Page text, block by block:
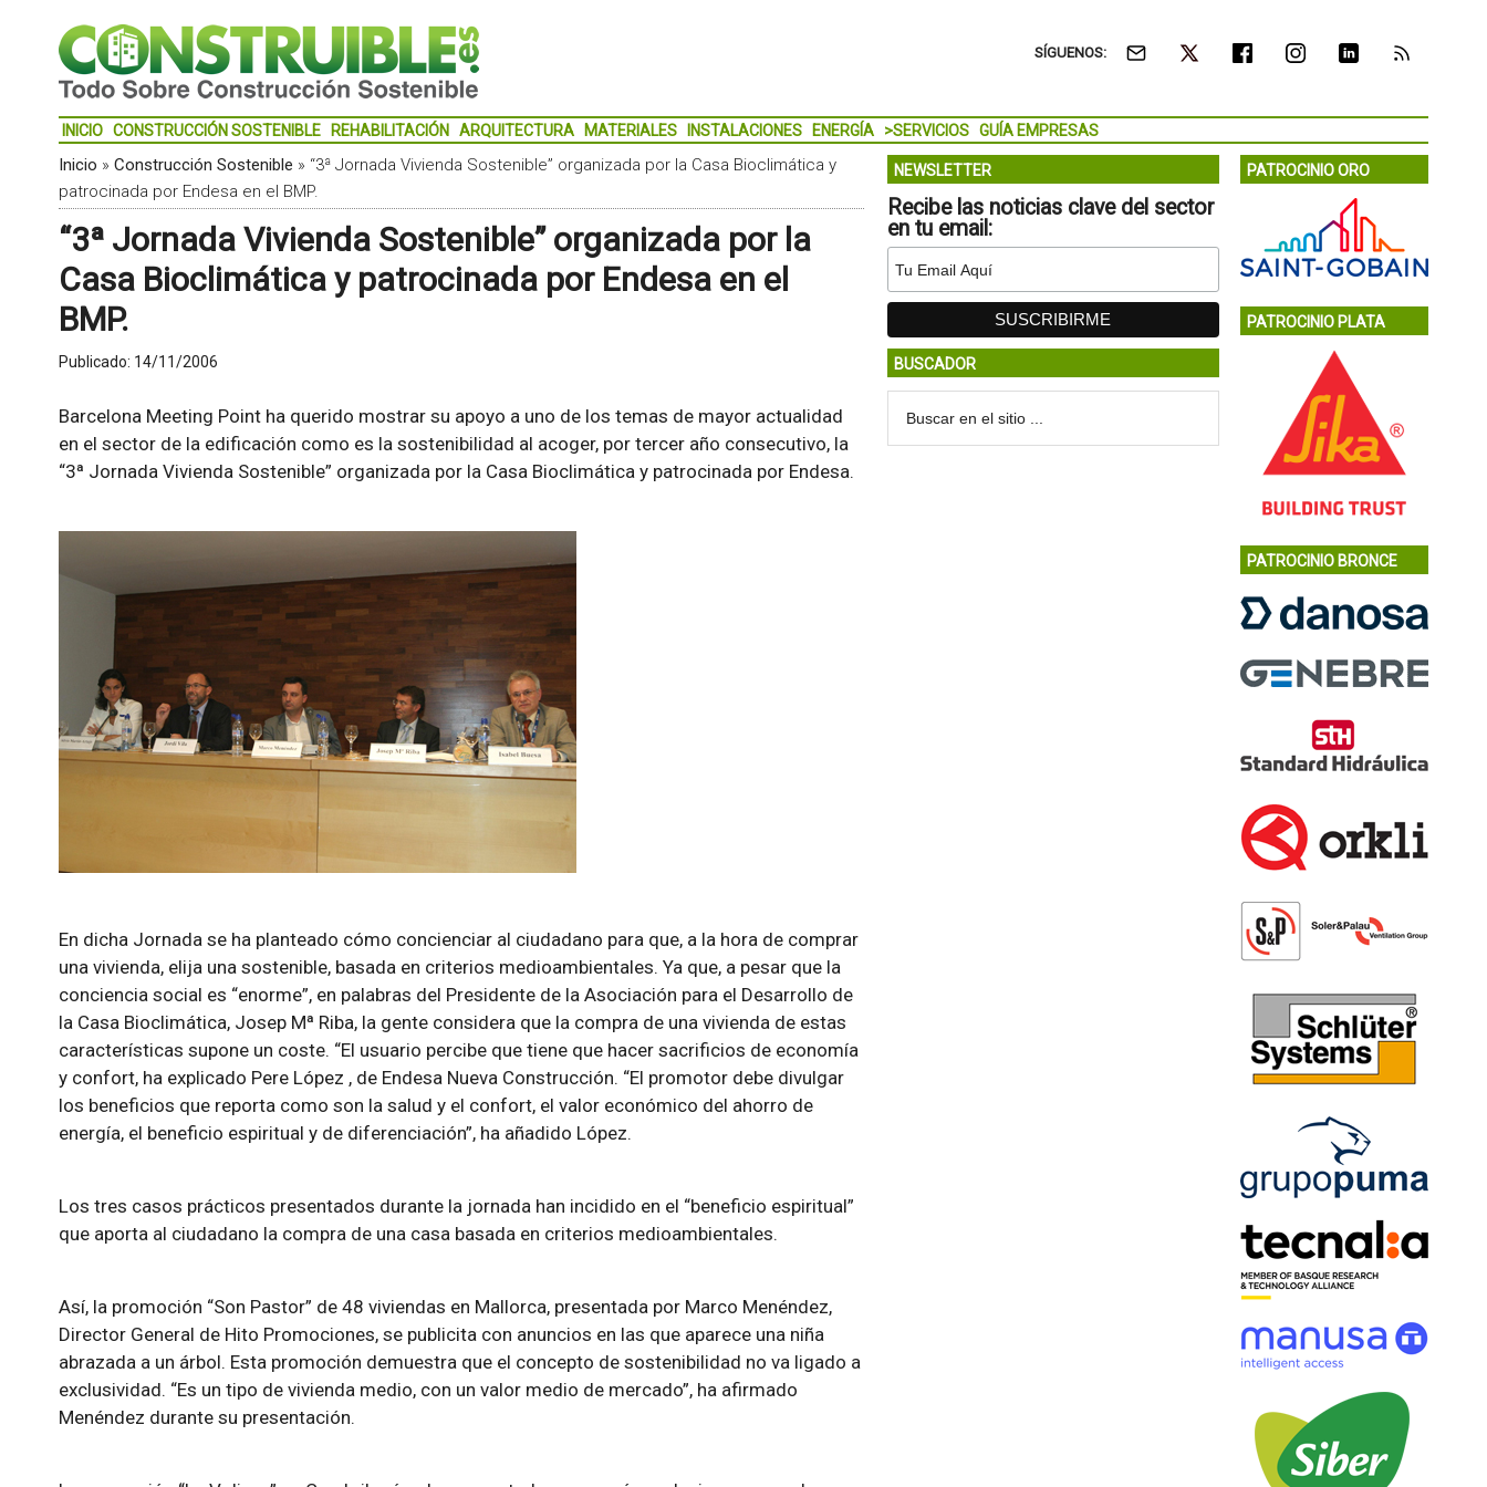
SÍGUENOS:
INICIO CONSTRUCCIÓN SOSTENIBLE REHABILITACIÓN ARQUITECTURA MATERIALES INSTALACIONES ENERGÍA >SERVICIOS GUÍA EMPRESAS
Inicio » Construcción Sostenible » “3ª Jornada Vivienda Sostenible” organizada por la Casa Bioclimática y
patrocinada por Endesa en el BMP.
“3ª Jornada Vivienda Sostenible” organizada por la
Casa Bioclimática y patrocinada por Endesa en el
BMP.
Publicado: 14/11/2006
Barcelona Meeting Point ha querido mostrar su apoyo a uno de los temas de mayor actualidad
en el sector de la edificación como es la sostenibilidad al acoger, por tercer año consecutivo, la
“3ª Jornada Vivienda Sostenible” organizada por la Casa Bioclimática y patrocinada por Endesa.
En dicha Jornada se ha planteado cómo concienciar al ciudadano para que, a la hora de comprar
una vivienda, elija una sostenible, basada en criterios medioambientales. Ya que, a pesar que la
conciencia social es “enorme”, en palabras del Presidente de la Asociación para el Desarrollo de
la Casa Bioclimática, Josep Mª Riba, la gente considera que la compra de una vivienda de estas
características supone un coste. “El usuario percibe que tiene que hacer sacrificios de economía
y confort, ha explicado Pere López , de Endesa Nueva Construcción. “El promotor debe divulgar
los beneficios que reporta como son la salud y el confort, el valor económico del ahorro de
energía, el beneficio espiritual y de diferenciación”, ha añadido López.
Los tres casos prácticos presentados durante la jornada han incidido en el “beneficio espiritual”
que aporta al ciudadano la compra de una casa basada en criterios medioambientales.
Así, la promoción “Son Pastor” de 48 viviendas en Mallorca, presentada por Marco Menéndez,
Director General de Hito Promociones, se publicita con anuncios en las que aparece una niña
abrazada a un árbol. Esta promoción demuestra que el concepto de sostenibilidad no va ligado a
exclusividad. “Es un tipo de vivienda medio, con un valor medio de mercado”, ha afirmado
Menéndez durante su presentación.
NEWSLETTER
Recibe las noticias clave del sector
en tu email:
BUSCADOR
PATROCINIO ORO
PATROCINIO PLATA
PATROCINIO BRONCE